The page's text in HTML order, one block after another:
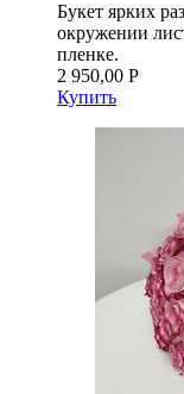
Букет ярких
окружении
пленке.
2 950,00 Р
Купить